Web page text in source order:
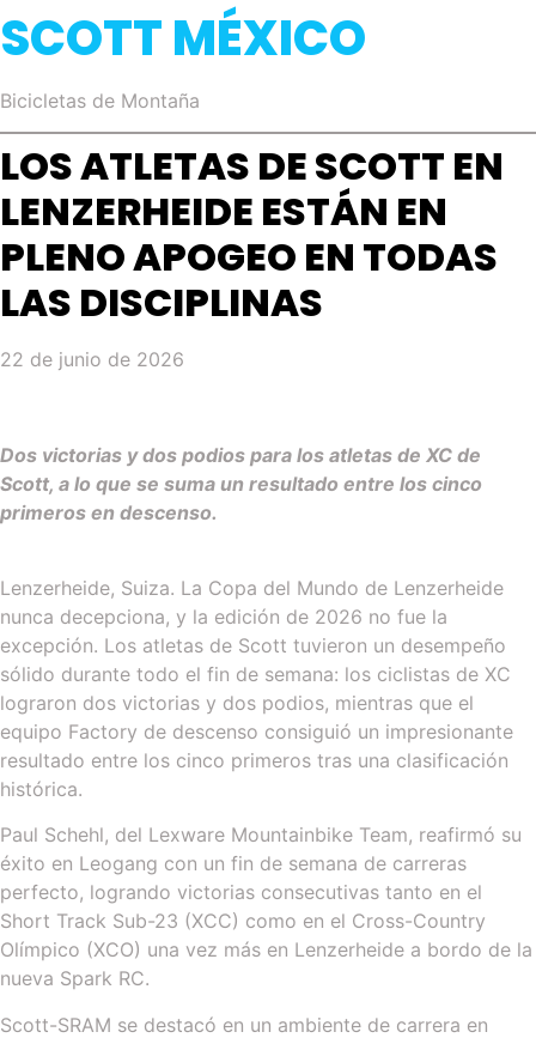
SCOTT MÉXICO
Bicicletas de Montaña
LOS ATLETAS DE SCOTT EN
LENZERHEIDE ESTÁN EN
PLENO APOGEO EN TODAS
LAS DISCIPLINAS
22 de junio de 2026
Dos victorias y dos podios para los atletas de XC de
Scott, a lo que se suma un resultado entre los cinco
primeros en descenso.
Lenzerheide, Suiza. La Copa del Mundo de Lenzerheide
nunca decepciona, y la edición de 2026 no fue la
excepción. Los atletas de Scott tuvieron un desempeño
sólido durante todo el fin de semana: los ciclistas de XC
lograron dos victorias y dos podios, mientras que el
equipo Factory de descenso consiguió un impresionante
resultado entre los cinco primeros tras una clasificación
histórica.
Paul Schehl, del Lexware Mountainbike Team, reafirmó su
éxito en Leogang con un fin de semana de carreras
perfecto, logrando victorias consecutivas tanto en el
Short Track Sub-23 (XCC) como en el Cross-Country
Olímpico (XCO) una vez más en Lenzerheide a bordo de la
nueva Spark RC.
Scott-SRAM se destacó en un ambiente de carrera en